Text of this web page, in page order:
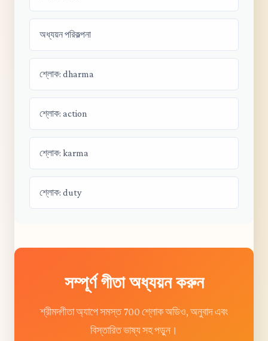
অধ্যয়ন পরিকল্পনা
শ্লোক: dharma
শ্লোক: action
শ্লোক: karma
শ্লোক: duty
সম্পূর্ণ গীতা অধ্যয়ন করুন
শ্রীমদ্গীতা অ্যাপে সমস্ত 700 শ্লোক অডিও, অনুবাদ এবং
বিস্তারিত ভাষ্য সহ পড়ুন।